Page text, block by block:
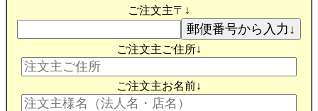
ご注文主〒↓
ご注文主ご住所↓
ご注文主お名前↓